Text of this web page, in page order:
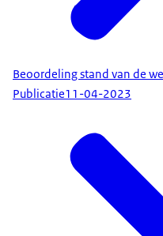
Beoordeling stand van de
Publicatie11-04-2023